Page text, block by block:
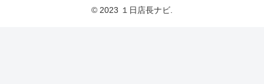
© 2023 １日店長ナビ.